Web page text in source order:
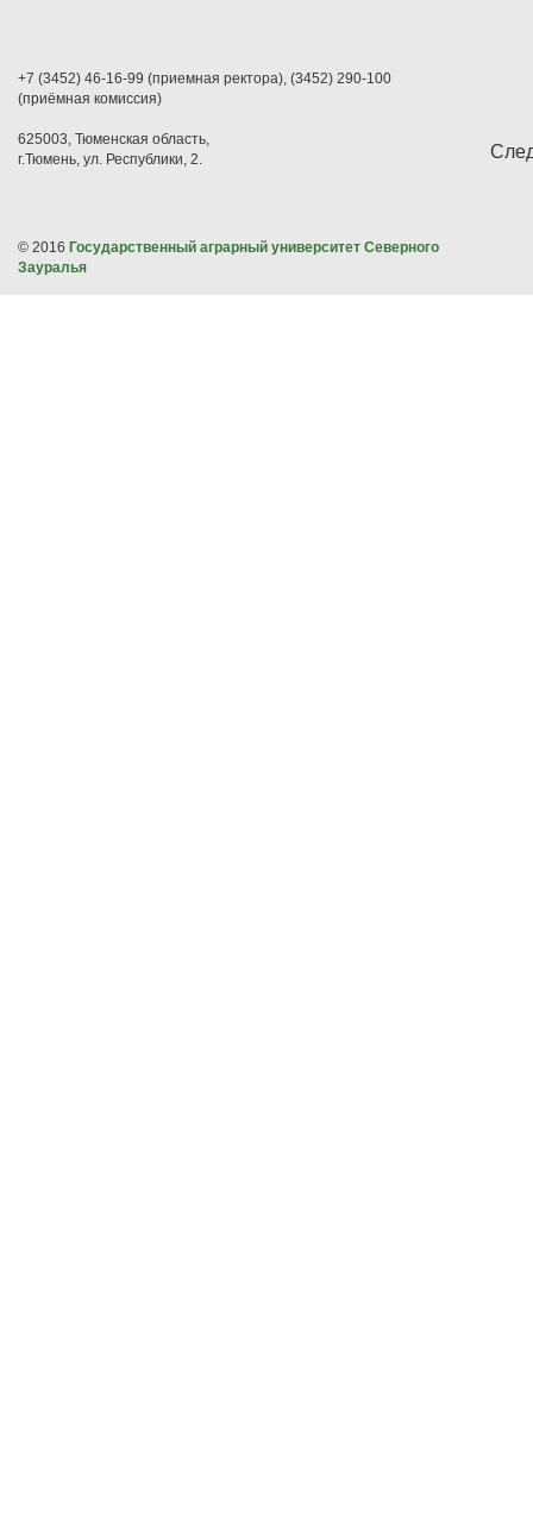
+7 (3452) 46-16-99 (приемная ректора), (3452) 290-100
(приёмная комиссия)
625003, Тюменская область,
г.Тюмень, ул. Республики, 2.
© 2016 Государственный аграрный университет Северного
Зауралья